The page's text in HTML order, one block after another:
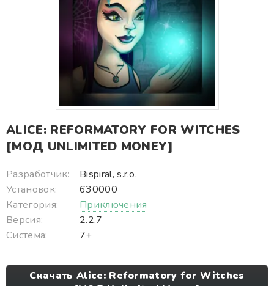
ALICE: REFORMATORY FOR WITCHES
[МОД UNLIMITED MONEY]
Разработчик:
Bispiral, s.r.o.
Установок:
630000
Категория:
Приключения
Версия:
2.2.7
Система:
7+
Скачать Alice: Reformatory for Witches